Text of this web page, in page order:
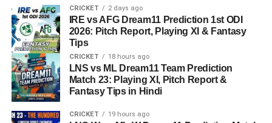
CRICKET 2 days ago
IRE vs AFG Dream11 Prediction 1st ODI
2026: Pitch Report, Playing XI & Fantasy
Tips
CRICKET 18 hours ago
LNS vs ML Dream11 Team Prediction
Match 23: Playing XI, Pitch Report &
Fantasy Tips in Hindi
CRICKET 19 hours ago